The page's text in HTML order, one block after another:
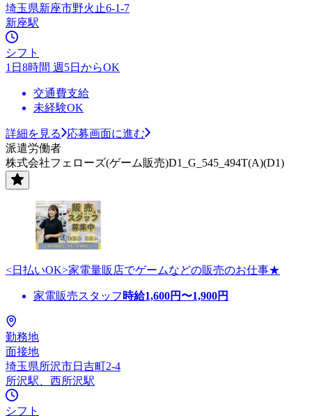
埼玉県新座市野火止6-1-7
新座駅
シフト
1日8時間 週5日からOK
交通費支給
未経験OK
詳細を見る
応募画面に進む
派遣労働者
株式会社フェローズ(ゲーム販売)D1_G_545_494T(A)(D1)
<日払いOK>家電量販店でゲームなどの販売のお仕事★
家電販売スタッフ 時給1,600円〜1,900円
勤務地
面接地
埼玉県所沢市日吉町2-4
所沢駅、西所沢駅
シフト